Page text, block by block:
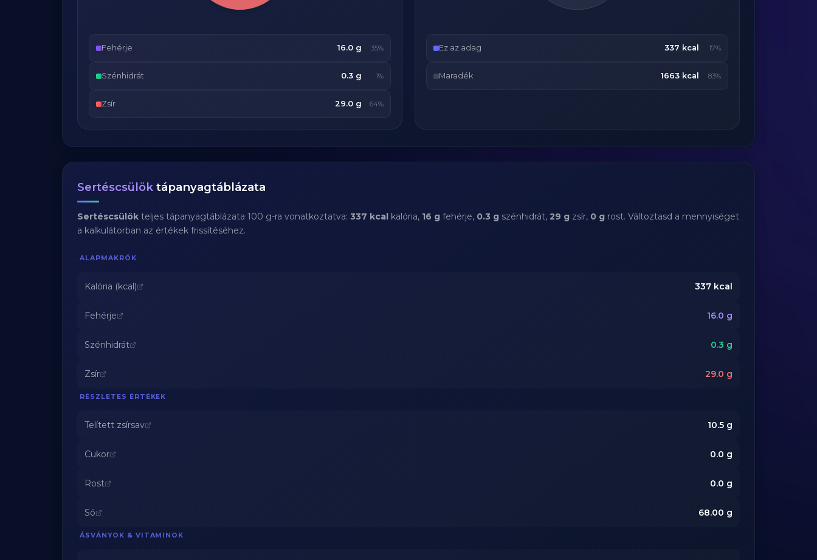
Fehérje 16.0 g 35%
Szénhidrát 0.3 g 1%
Zsír 29.0 g 64%
Ez az adag 337 kcal 17%
Maradék 1663 kcal 83%
Sertéscsülök tápanyagtáblázata
Sertéscsülök teljes tápanyagtáblázata 100 g-ra vonatkoztatva: 337 kcal kalória, 16 g fehérje, 0.3 g szénhidrát, 29 g zsír, 0 g rost. Változtasd a mennyiséget
a kalkulátorban az értékek frissítéséhez.
ALAPMAKRÓK
Kalória (kcal) 337 kcal
Fehérje 16.0 g
Szénhidrát 0.3 g
Zsír 29.0 g
RÉSZLETES ÉRTÉKEK
Telített zsírsav 10.5 g
Cukor 0.0 g
Rost 0.0 g
Só 68.00 g
ÁSVÁNYOK & VITAMINOK